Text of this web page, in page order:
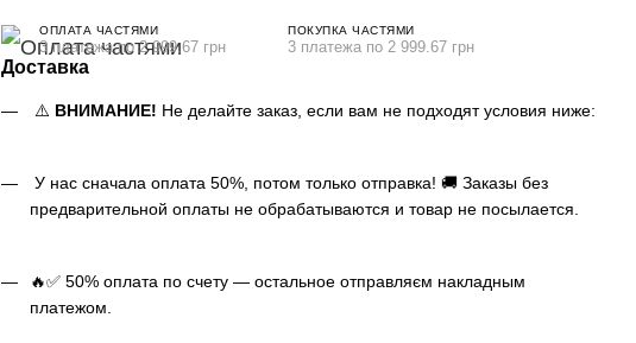
ОПЛАТА ЧАСТЯМИ
3 платежа по 2 999.67 грн
ПОКУПКА ЧАСТЯМИ
3 платежа по 2 999.67 грн
Доставка
⚠️ ВНИМАНИЕ! Не делайте заказ, если вам не подходят условия ниже:
У нас сначала оплата 50%, потом только отправка! 🚚 Заказы без
предварительной оплаты не обрабатываются и товар не посылается.
🔥✅ 50% оплата по счету — остальное отправляєм накладным
платежом.